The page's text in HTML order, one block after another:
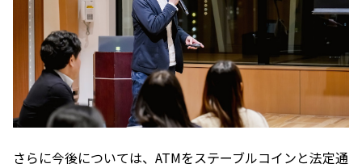
さらに今後については、ATMをステーブルコインと法定通